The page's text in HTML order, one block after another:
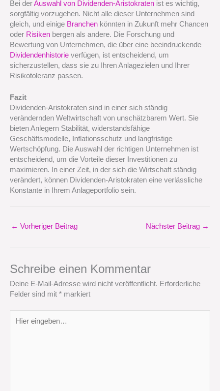
Bei derAuswahl von Dividenden-Aristokraten ist es wichtig,
sorgfältig vorzugehen. Nicht alle dieser Unternehmen sind
gleich, und einige Branchen könnten in Zukunft mehr Chancen
oder Risiken bergen als andere. Die Forschung und
Bewertung von Unternehmen, die über eine beeindruckende
Dividendenhistorie verfügen, ist entscheidend, um
sicherzustellen, dass sie zu Ihren Anlagezielen und Ihrer
Risikotoleranz passen.
Fazit
Dividenden-Aristokraten sind in einer sich ständig
verändernden Weltwirtschaft von unschätzbarem Wert. Sie
bieten Anlegern Stabilität, widerstandsfähige
Geschäftsmodelle, Inflationsschutz und langfristige
Wertschöpfung. Die Auswahl der richtigen Unternehmen ist
entscheidend, um die Vorteile dieser Investitionen zu
maximieren. In einer Zeit, in der sich die Wirtschaft ständig
verändert, können Dividenden-Aristokraten eine verlässliche
Konstante in Ihrem Anlageportfolio sein.
← Vorheriger Beitrag Nächster Beitrag →
Schreibe einen Kommentar
Deine E-Mail-Adresse wird nicht veröffentlicht. Erforderliche
Felder sind mit * markiert
eingeben…